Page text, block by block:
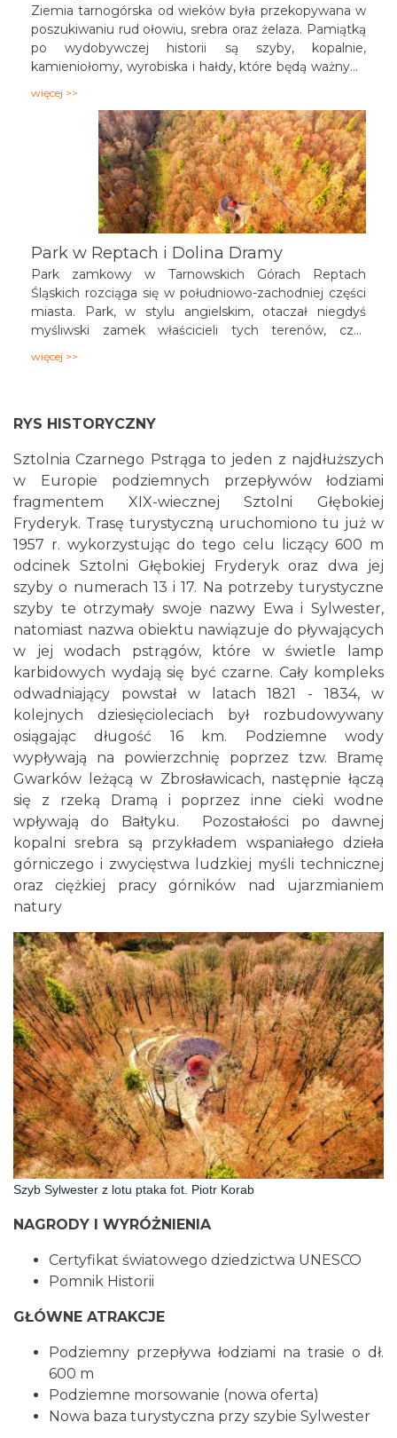
Ziemia tarnogórska od wieków była przekopywana w
poszukiwaniu rud ołowiu, srebra oraz żelaza. Pamiątką
po wydobywczej historii są szyby, kopalnie,
kamieniołomy, wyrobiska i hałdy, które będą ważnymi
Górach tereny i obiekty, które przez dziesiątki, a
nawet setki lat były związane z górnictwem, dziś
wpisane są na światową listę dziedzictwa UNESCO
więcej >>
Park w Reptach i Dolina Dramy
Park zamkowy w Tarnowskich Górach Reptach
Śląskich rozciąga się w południowo-zachodniej części
miasta. Park, w stylu angielskim, otaczał niegdyś
myśliwski zamek właścicieli tych terenów, czyli
tutaj prestiżowe polowania. Po II wojnie światowej
ochroną w ramach Zespołu Przyrodniczo-
więcej >>
RYS HISTORYCZNY
Sztolnia Czarnego Pstrąga to jeden z najdłuższych
w Europie podziemnych przepływów łodziami
fragmentem XIX-wiecznej Sztolni Głębokiej
Fryderyk. Trasę turystyczną uruchomiono tu już w
1957 r. wykorzystując do tego celu liczący 600 m
odcinek Sztolni Głębokiej Fryderyk oraz dwa jej
szyby o numerach 13 i 17. Na potrzeby turystyczne
szyby te otrzymały swoje nazwy Ewa i Sylwester,
natomiast nazwa obiektu nawiązuje do pływających
w jej wodach pstrągów, które w świetle lamp
karbidowych wydają się być czarne. Cały kompleks
odwadniający powstał w latach 1821 - 1834, w
kolejnych dziesięcioleciach był rozbudowywany
osiągając długość 16 km. Podziemne wody
wypływają na powierzchnię poprzez tzw. Bramę
Gwarków leżącą w Zbrosławicach, następnie łączą
się z rzeką Dramą i poprzez inne cieki wodne
wpływają do Bałtyku. Pozostałości po dawnej
kopalni srebra są przykładem wspaniałego dzieła
górniczego i zwycięstwa ludzkiej myśli technicznej
oraz ciężkiej pracy górników nad ujarzmianiem
natury
Szyb Sylwester z lotu ptaka fot. Piotr Korab
NAGRODY I WYRÓŻNIENIA
Certyfikat światowego dziedzictwa UNESCO
Pomnik Historii
GŁÓWNE ATRAKCJE
Podziemny przepływa łodziami na trasie o dł.
600 m
Podziemne morsowanie (nowa oferta)
Nowa baza turystyczna przy szybie Sylwester